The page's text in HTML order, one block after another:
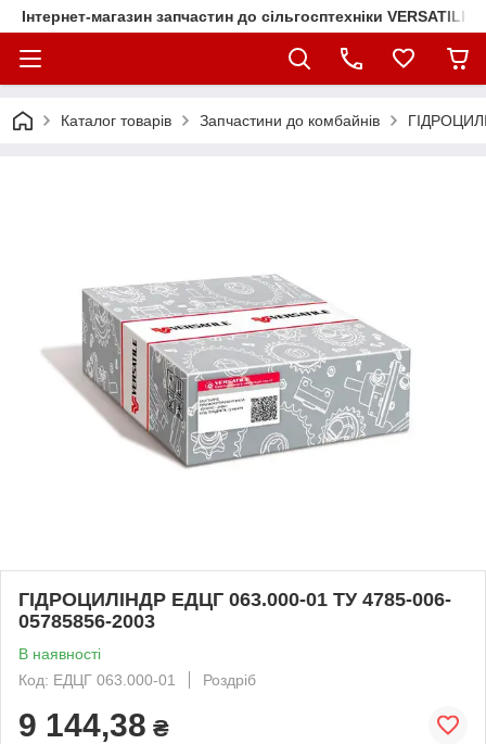
Інтернет-магазин запчастин до сільгосптехніки VERSATILE
Каталог товарів Запчастини до комбайнів
ГІДРОЦИЛІНДР ЕДЦГ 063.000-01 ТУ 4785-006-
05785856-2003
В наявності
Код: ЕДЦГ 063.000-01
Роздріб
9 144,38 ₴